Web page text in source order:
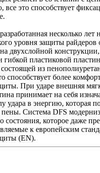
все это способствует
несколько лет
уровня защиты райдеров
двухслойной
пластиковой
из
способствует более
При ударе внешняя
принимает на себя
удара в энергию, которая
Система DFS
состояния, которое даже
к европейским
(EN).